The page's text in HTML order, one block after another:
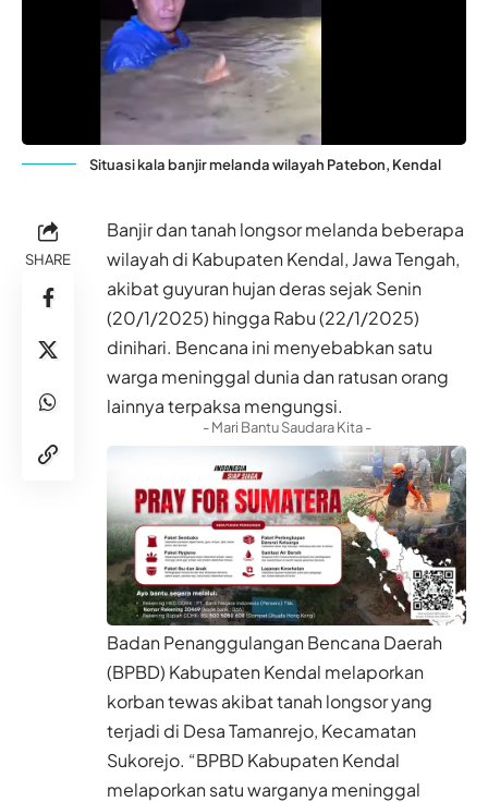
Situasi kala banjir melanda wilayah Patebon, Kendal
SHARE
Banjir dan tanah longsor melanda beberapa
wilayah di Kabupaten Kendal, Jawa Tengah,
akibat guyuran hujan deras sejak Senin
(20/1/2025) hingga Rabu (22/1/2025)
dinihari. Bencana ini menyebabkan satu
warga meninggal dunia dan ratusan orang
lainnya terpaksa mengungsi.
- Mari Bantu Saudara Kita -
Badan Penanggulangan Bencana Daerah
(BPBD) Kabupaten Kendal melaporkan
korban tewas akibat tanah longsor yang
terjadi di Desa Tamanrejo, Kecamatan
Sukorejo. “BPBD Kabupaten Kendal
melaporkan satu warganya meninggal